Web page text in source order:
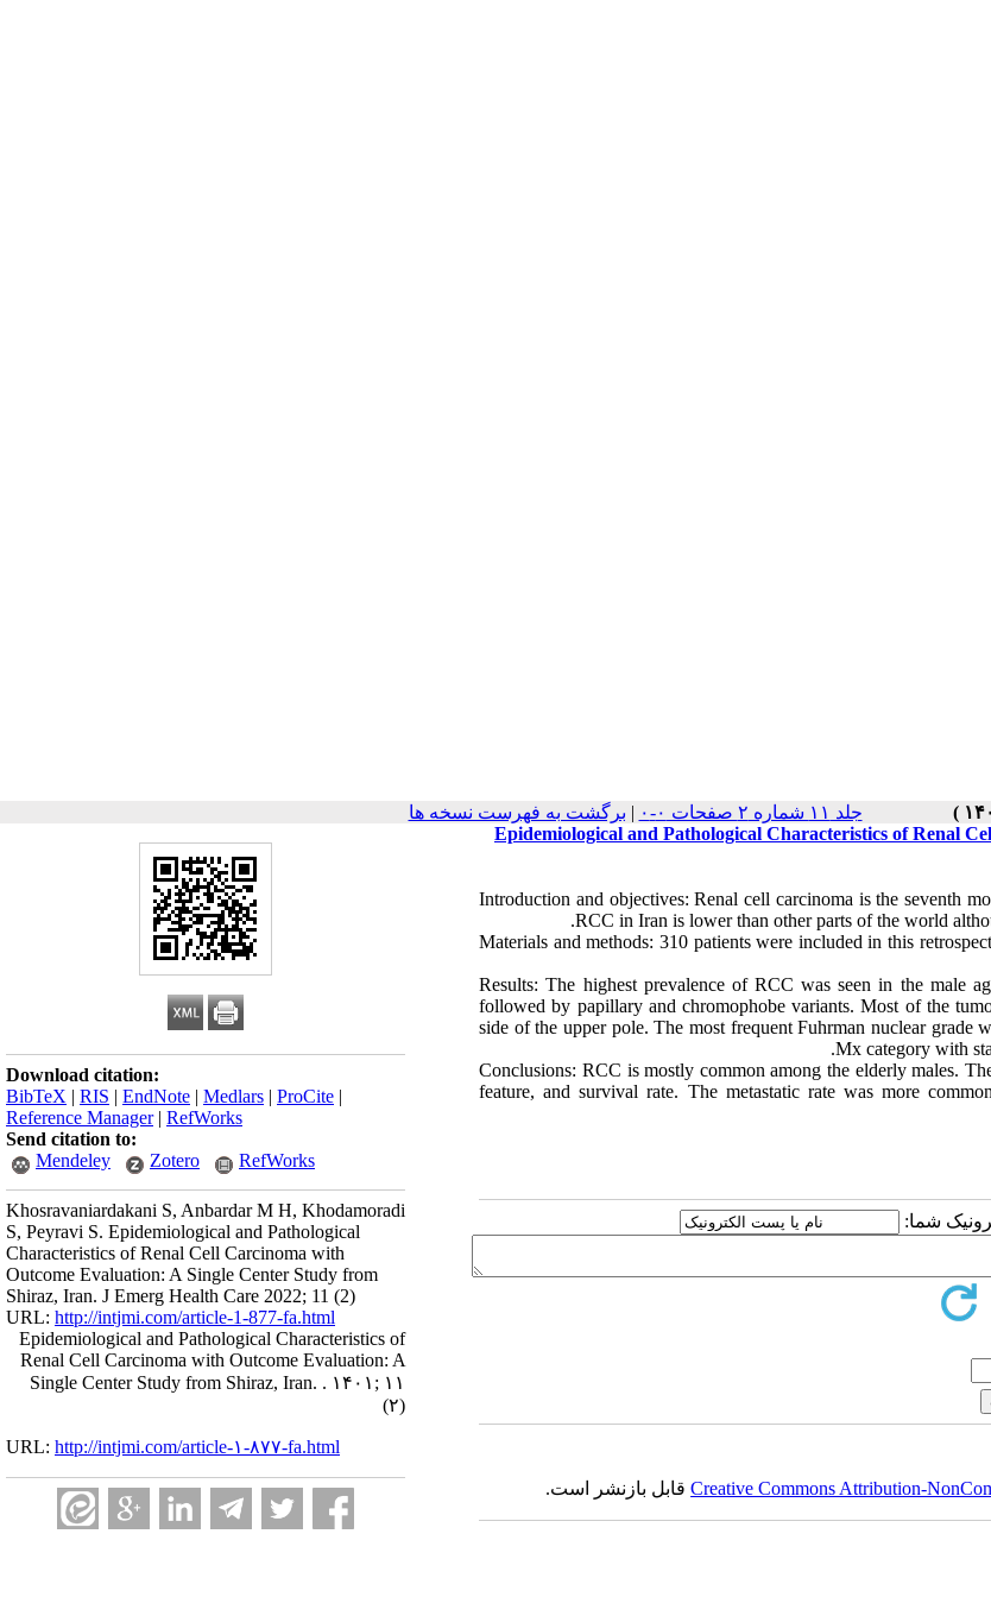
جلد ۱۱ شماره ۲ صفحات ۰-۰ | برگشت به فهرست نسخه ها
Download citation:
BibTeX | RIS | EndNote | Medlars | ProCite |
Reference Manager| RefWorks
Send citation to:
Mendeley
Zotero RefWorks
Khosravaniardakani S, Anbardar M H, Khodamoradi
S, Peyravi S. Epidemiological and Pathological
Characteristics of Renal Cell Carcinoma with
Outcome Evaluation: A Single Center Study from
Shiraz, Iran. J Emerg Health Care 2022; 11 (2)
URL: http://intjmi.com/article-1-877-fa.html
Epidemiological and Pathological Characteristics of
Renal Cell Carcinoma with Outcome Evaluation: A
Single Center Study from Shiraz, Iran. . ۱۴۰۱; ۱۱
(۲)
URL: http://intjmi.com/article-۱-۸۷۷-fa.html
Epidemiological and Pathological Characteristics of Renal
Introduction and objectives: Renal cell carcinoma is the seventh
RCC in Iran is lower than other parts of the world
Materials and methods: 310 patients were included in this
Results: The highest prevalence of RCC was seen in the male
followed by papillary and chromophobe variants. Most of the
side of the upper pole. The most frequent Fuhrman nuclear
Mx category with
Conclusions: RCC is mostly common among the elderly males.
feature, and survival rate. The metastatic rate was more
شما:
Creative Commons Attribution-قابل بازنشر است.